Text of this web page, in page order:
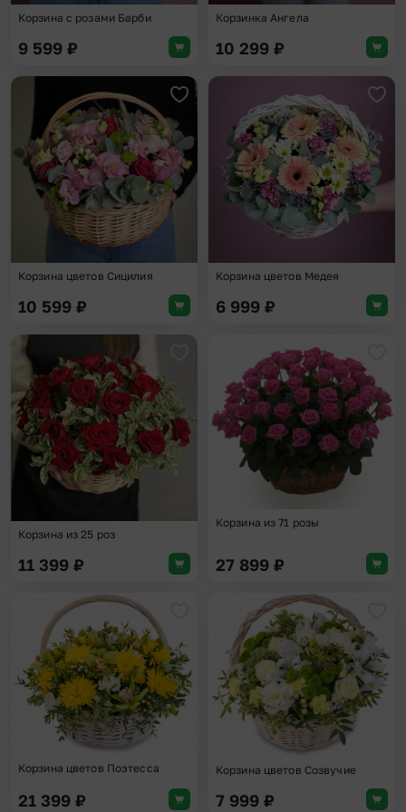
Корзина с розами Барби
9 599 ₽
Корзинка Ангела
10 299 ₽
Добавить в избранное
Корзина цветов Сицилия
10 599 ₽
Корзина цветов Медея
6 999 ₽
Добавить в избранное
Корзина из 25 роз
11 399 ₽
Корзина из 71 розы
27 899 ₽
Добавить в избранное
Корзина цветов Поэтесса
21 399 ₽
Корзина цветов Созвучие
7 999 ₽